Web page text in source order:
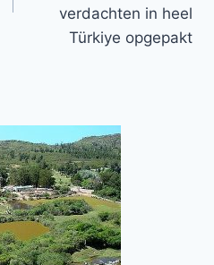
verdachten in heel
Türkiye opgepakt